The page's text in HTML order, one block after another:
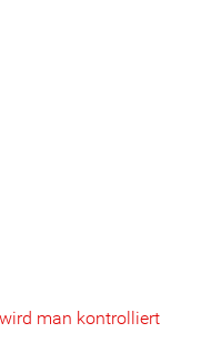
man kontrolliert